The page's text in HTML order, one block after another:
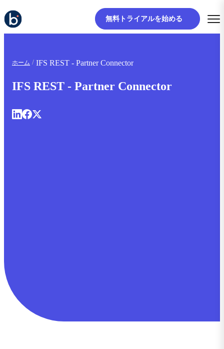
無料トライアルを始める
ホーム IFS REST - Partner Connector
IFS REST - Partner Connector